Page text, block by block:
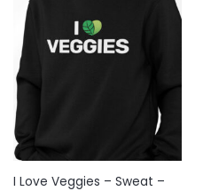
I Love Veggies – Sweat –